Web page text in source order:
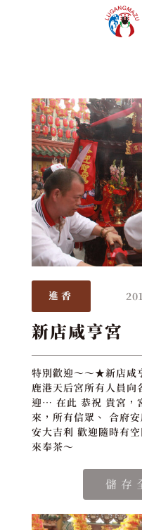
進香
新店咸亨宮
特別歡迎～～★新店咸
鹿港天后宮所有人員向
迎… 在此 恭祝 貴宮，
來，所有信眾、 合府
安大吉利 歡迎隨時有
來奉茶～
儲存